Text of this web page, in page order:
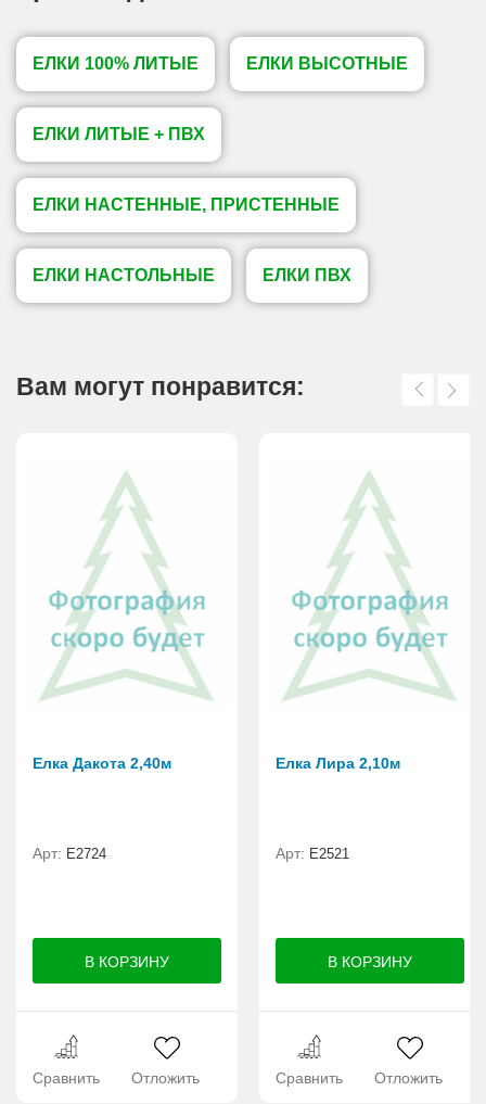
ЕЛКИ 100% ЛИТЫЕ ЕЛКИ ВЫСОТНЫЕ
ЕЛКИ ЛИТЫЕ + ПВХ
ЕЛКИ НАСТЕННЫЕ, ПРИСТЕННЫЕ
ЕЛКИ НАСТОЛЬНЫЕ ЕЛКИ ПВХ
Вам могут понравится:
Елка Дакота 2,40м
Арт: Е2724
Сравнить Отложить
Елка Лира 2,10м
Арт: E2521
Сравнить Отложить